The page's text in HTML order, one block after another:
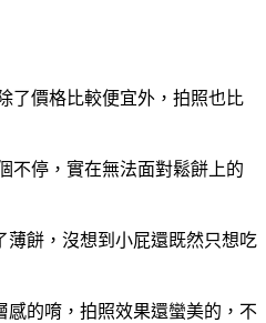
了價格比較便宜外，拍照也比
不停，實在無法面對鬆餅上的
薄餅，沒想到小屁還既然只想吃
感的唷，拍照效果還蠻美的，不